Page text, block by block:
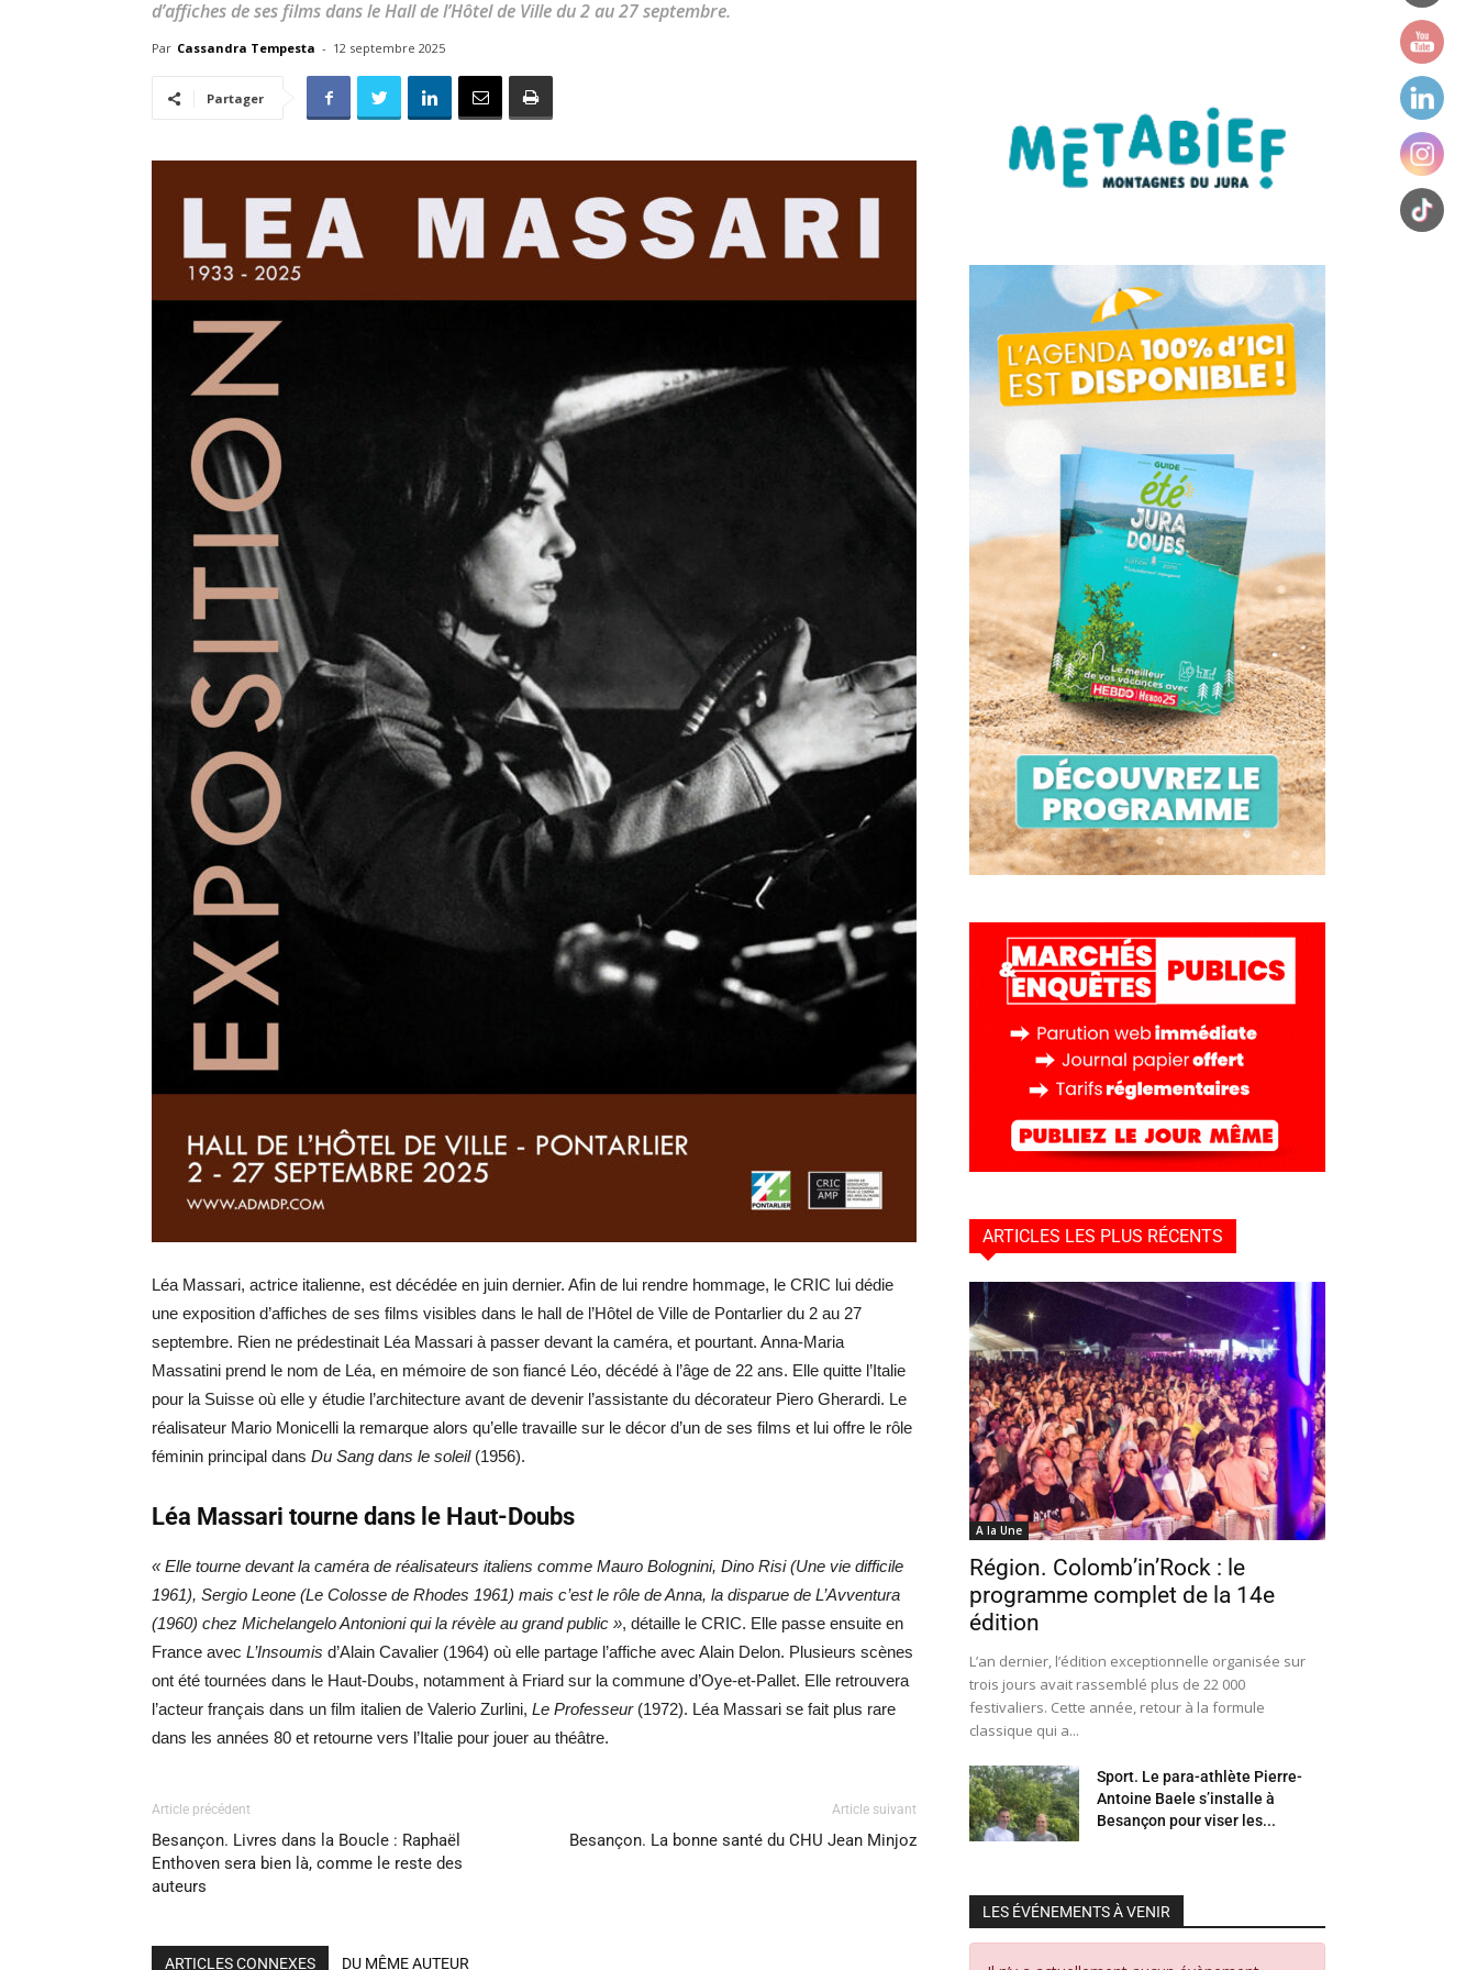
d’affiches de ses films dans le Hall de l’Hôtel de Ville du 2 au 27 septembre.
Par Cassandra Tempesta - 12 septembre 2025
Partager
Léa Massari, actrice italienne, est décédée en juin dernier. Afin de lui rendre hommage, le CRIC lui dédie
une exposition d’affiches de ses films visibles dans le hall de l’Hôtel de Ville de Pontarlier du 2 au 27
septembre. Rien ne prédestinait Léa Massari à passer devant la caméra, et pourtant. Anna-Maria
Massatini prend le nom de Léa, en mémoire de son fiancé Léo, décédé à l’âge de 22 ans. Elle quitte l’Italie
pour la Suisse où elle y étudie l’architecture avant de devenir l’assistante du décorateur Piero Gherardi. Le
réalisateur Mario Monicelli la remarque alors qu’elle travaille sur le décor d’un de ses films et lui offre le rôle
féminin principal dans Du Sang dans le soleil(1956).
Léa Massari tourne dans le Haut-Doubs
« Elle tourne devant la caméra de réalisateurs italiens comme Mauro Bolognini, Dino Risi (Une vie difficile
1961), Sergio Leone (Le Colosse de Rhodes 1961) mais c’est le rôle de Anna, la disparue de L’Avventura
(1960) chez Michelangelo Antonioni qui la révèle au grand public », détaille le CRIC. Elle passe ensuite en
France avec L’Insoumis d’Alain Cavalier (1964) où elle partage l’affiche avec Alain Delon. Plusieurs scènes
ont été tournées dans le Haut-Doubs, notamment à Friard sur la commune d’Oye-et-Pallet. Elle retrouvera
l’acteur français dans un film italien de Valerio Zurlini, Le Professeur (1972). Léa Massari se fait plus rare
dans les années 80 et retourne vers l’Italie pour jouer au théâtre.
Article précédent
Besançon. Livres dans la Boucle : Raphaël
Enthoven sera bien là, comme le reste des
auteurs
Article suivant
Besançon. La bonne santé du CHU Jean Minjoz
ARTICLES CONNEXES DU MÊME AUTEUR
ARTICLES LES PLUS RÉCENTS
A la Une
Région. Colomb’in’Rock : le
programme complet de la 14e
édition
L’an dernier, l’édition exceptionnelle organisée sur
trois jours avait rassemblé plus de 22 000
festivaliers. Cette année, retour à la formule
classique qui a...
Sport. Le para-athlète Pierre-
Antoine Baele s’installe à
Besançon pour viser les...
LES ÉVÉNEMENTS À VENIR